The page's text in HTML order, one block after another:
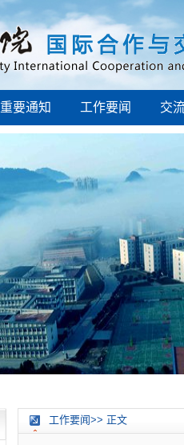
重要通知 工作要闻 交
工作要闻>> 正文